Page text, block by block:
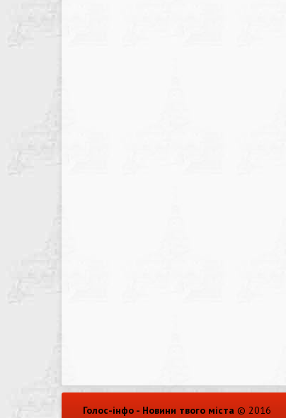
Голос-інфо - Новини твого міста © 2016